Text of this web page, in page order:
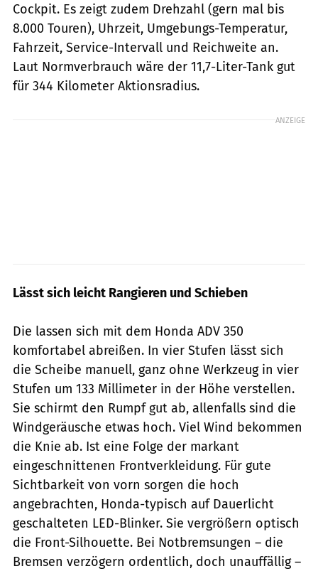
Cockpit. Es zeigt zudem Drehzahl (gern mal bis
8.000 Touren), Uhrzeit, Umgebungs-Temperatur,
Fahrzeit, Service-Intervall und Reichweite an.
Laut Normverbrauch wäre der 11,7-Liter-Tank gut
für 344 Kilometer Aktionsradius.
ANZEIGE
Lässt sich leicht Rangieren und Schieben
Die lassen sich mit dem Honda ADV 350
komfortabel abreißen. In vier Stufen lässt sich
die Scheibe manuell, ganz ohne Werkzeug in vier
Stufen um 133 Millimeter in der Höhe verstellen.
Sie schirmt den Rumpf gut ab, allenfalls sind die
Windgeräusche etwas hoch. Viel Wind bekommen
die Knie ab. Ist eine Folge der markant
eingeschnittenen Frontverkleidung. Für gute
Sichtbarkeit von vorn sorgen die hoch
angebrachten, Honda-typisch auf Dauerlicht
geschalteten LED-Blinker. Sie vergrößern optisch
die Front-Silhouette. Bei Notbremsungen – die
Bremsen verzögern ordentlich, doch unauffällig –